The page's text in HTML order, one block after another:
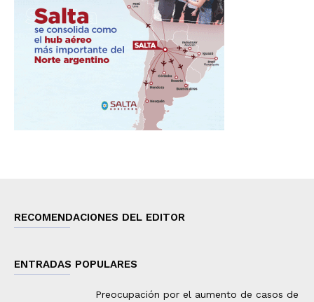
RECOMENDACIONES DEL EDITOR
ENTRADAS POPULARES
Preocupación por el aumento de casos de